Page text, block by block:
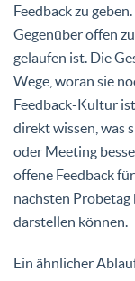
Feedback zu
Gegenüber offen
gelaufen ist. Die
Wege, woran sie
Feedback-Kultur
direkt wissen, was
oder Meeting
offene Feedback
nächsten Probetag
darstellen können.
Ein ähnlicher